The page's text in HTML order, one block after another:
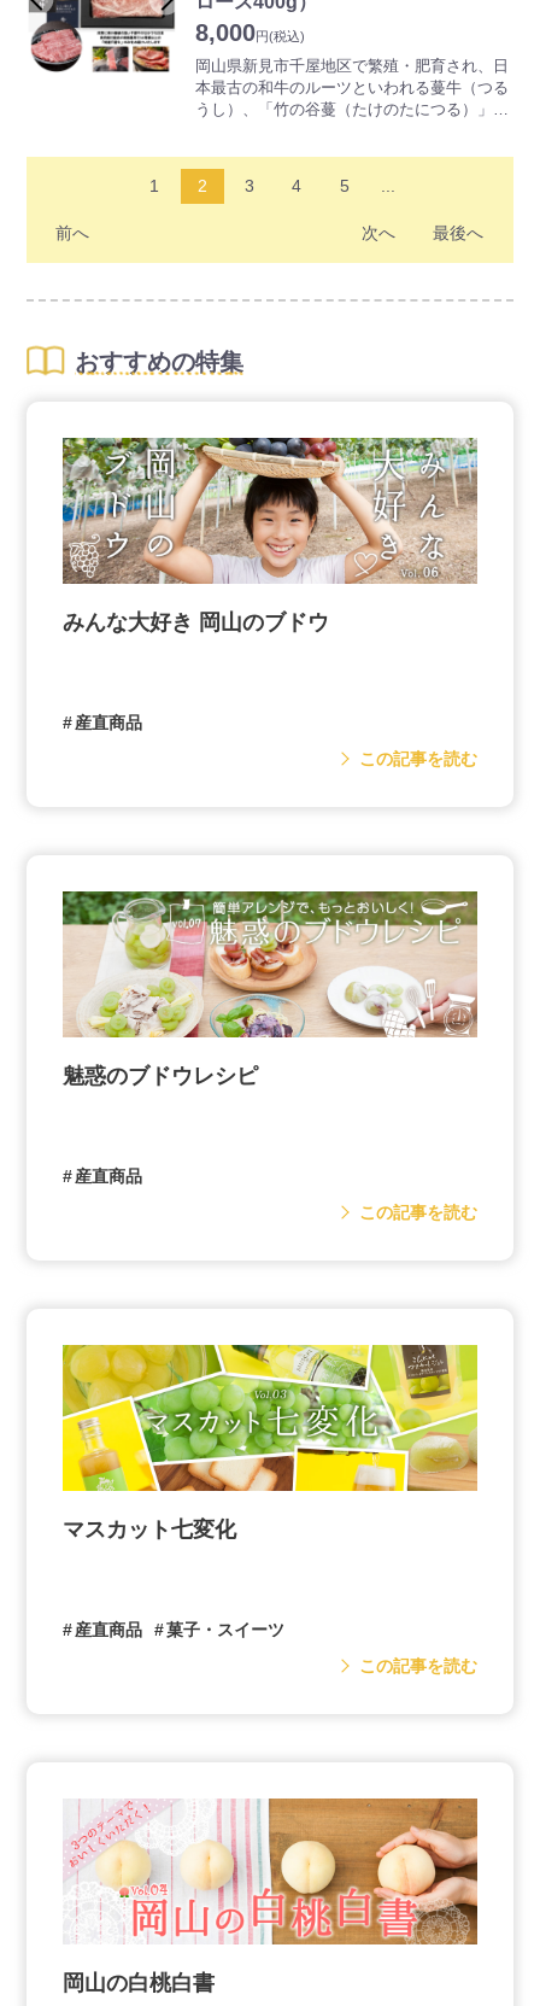
屋牛」ロース肉、肩ロースをすき焼・しゃぶ
しゃぶ用にスライスしてお届け致します。
8,000円(税込)
岡山県新見市千屋地区で繁殖・肥育され、日
本最古の和牛のルーツといわれる蔓牛（つる
うし）、「竹の谷蔓（たけのたにつる）」の
り、やわらかな食感と香りが和牛本来の味を
堪能できます。
年間生産頭数７００頭に満たない、非常に希
格付協会の格付規格でA4等級以上の「特選千
屋牛」肩ロースをすき焼・しゃぶしゃぶ用に
1 2 3 4 5
前へ 次へ 最後へ
おすすめの特集
みんな大好き 岡山のブドウ
産直商品
この記事を読む
魅惑のブドウレシピ
産直商品
この記事を読む
マスカット七変化
産直商品
菓子・スイーツ
この記事を読む
岡山の白桃白書